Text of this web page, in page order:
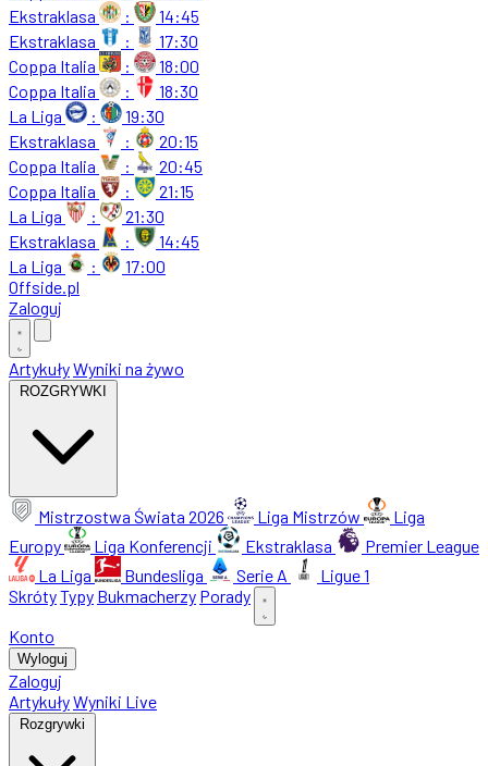
Ekstraklasa
:
14:45
Ekstraklasa
:
17:30
Coppa Italia
:
18:00
Coppa Italia
:
18:30
La Liga
:
19:30
Ekstraklasa
:
20:15
Coppa Italia
:
20:45
Coppa Italia
:
21:15
La Liga
:
21:30
Ekstraklasa
:
14:45
La Liga
:
17:00
Offside.pl
Zaloguj
ArtykułyWyniki na żywo
ROZGRYWKI
Mistrzostwa Świata 2026 Liga Mistrzów
Liga
Europy
Liga Konferencji Ekstraklasa
Premier League
La Liga
Bundesliga Serie A
Ligue 1
SkrótyTypy Bukmacherzy Porady
Konto
Wyloguj
Zaloguj
ArtykułyWyniki Live
Rozgrywki